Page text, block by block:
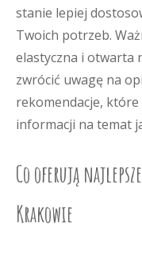
stanie lepiej
Twoich potrzeb.
elastyczna i otwarta
zwrócić uwagę na
rekomendacje,
informacji na temat
Co oferują
Krakowie